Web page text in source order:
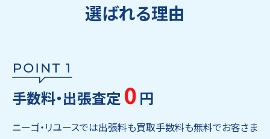
選ばれる理由
手数料・出張査定 0 円
ニーゴ・リユースでは出張料も買取手数料も無料でお客さま